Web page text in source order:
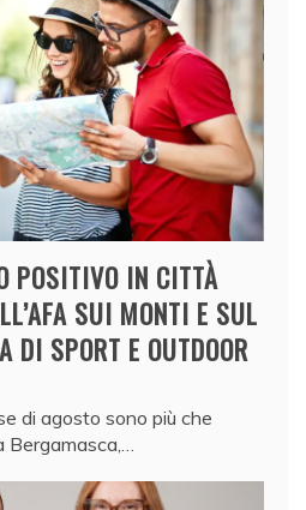
POSITIVO IN CITTÀ
SUI MONTI E SUL
DI SPORT E OUTDOOR
di agosto sono più che